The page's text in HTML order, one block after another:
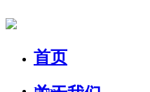
首页